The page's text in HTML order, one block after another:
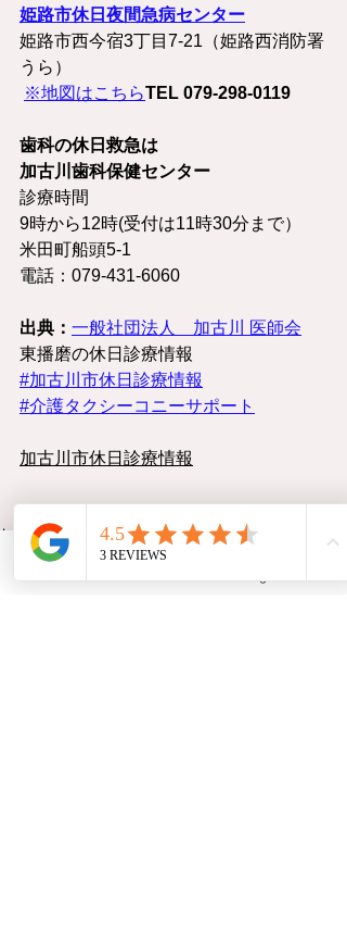
姫路市休日夜間急病センター
姫路市西今宿3丁目7-21（姫路西消防署
うら）
※地図はこちらTEL 079-298-0119
歯科の休日救急は
加古川歯科保健センター
診療時間
9時から12時(受付は11時30分まで）
米田町船頭5-1
電話：079-431-6060
出典： 一般社団法人　加古川 医師会
東播磨の休日診療情報
#加古川市休日診療情報
#介護タクシーコニーサポート
加古川市休日診療情報
加古川市休日診療情報